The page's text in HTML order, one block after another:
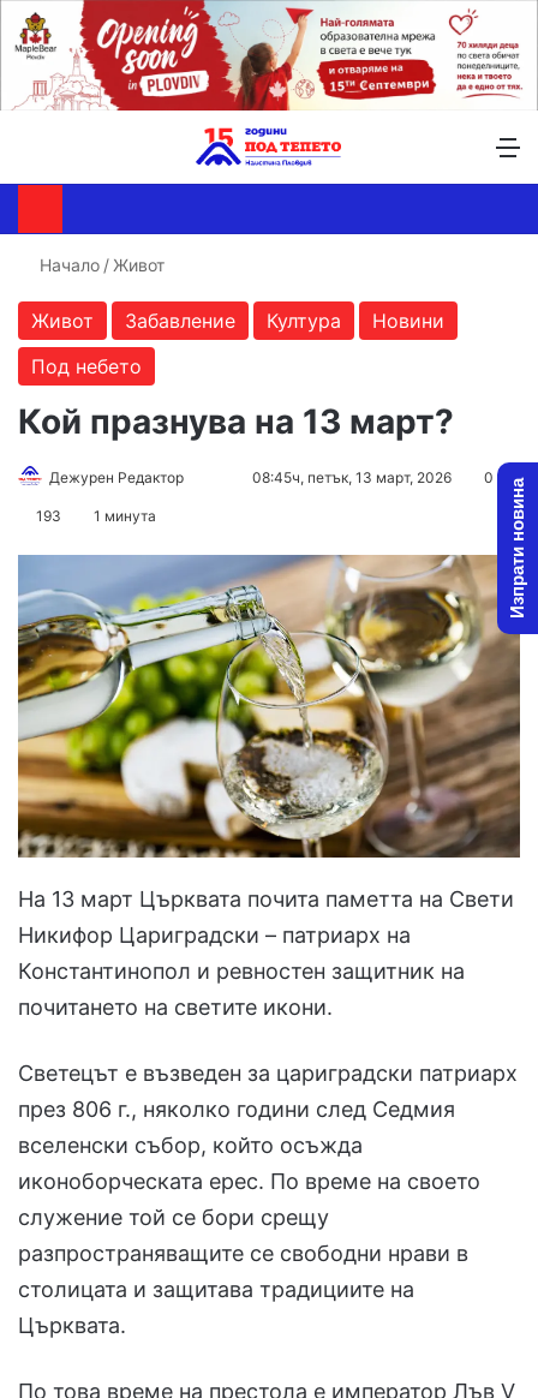
Начало / Живот
Живот Забавление Култура
Новини
Под небето
Кой празнува на 13 март?
Дежурен Редактор
Send08:45ч, петък, 13 март, 2026 0
193 1 минута
На 13 март Църквата почита паметта на Свети
Никифор Цариградски – патриарх на
Константинопол и ревностен защитник на
почитането на светите икони.
Светецът е възведен за цариградски патриарх
през 806 г., няколко години след Седмия
вселенски събор, който осъжда
иконоборческата ерес. По време на своето
служение той се бори срещу
разпространяващите се свободни нрави в
столицата и защитава традициите на
Църквата.
По това време на престола е император Лъв V
Изпрати новина